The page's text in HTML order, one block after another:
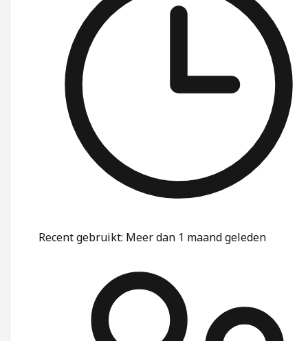
Recent gebruikt: Meer dan 1 maand geleden